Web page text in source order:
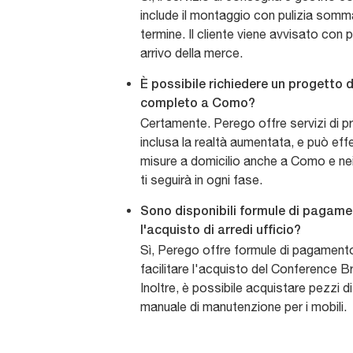
include il montaggio con pulizia
termine. Il cliente viene avvisato con
arrivo della merce.
È possibile richiedere un progetto
completo a Como?
Certamente. Perego offre servizi di
inclusa la realtà aumentata, e può
misure a domicilio anche a Como e
ti seguirà in ogni fase.
Sono disponibili formule di
l'acquisto di arredi ufficio?
Sì, Perego offre formule di
facilitare l'acquisto del Conference
Inoltre, è possibile acquistare pezzi
manuale di manutenzione per i mobili.